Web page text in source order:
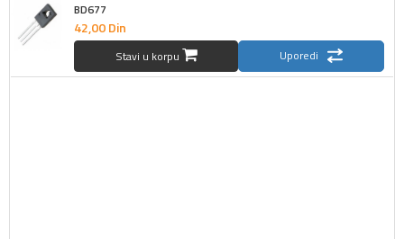
BD677
42,00Din
Stavi u korpu Uporedi